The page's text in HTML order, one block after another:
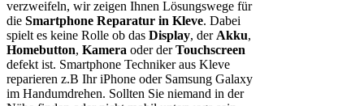
verzweifeln, wir zeigen Ihnen Lösungswege für
die Smartphone Reparatur in Kleve. Dabei
spielt es keine Rolle ob das Display, der Akku,
Homebutton, Kamera oder derTouchscreen
defekt ist. Smartphone Techniker aus Kleve
reparieren z.B Ihr iPhone oder Samsung Galaxy
im Handumdrehen. Sollten Sie niemand in der